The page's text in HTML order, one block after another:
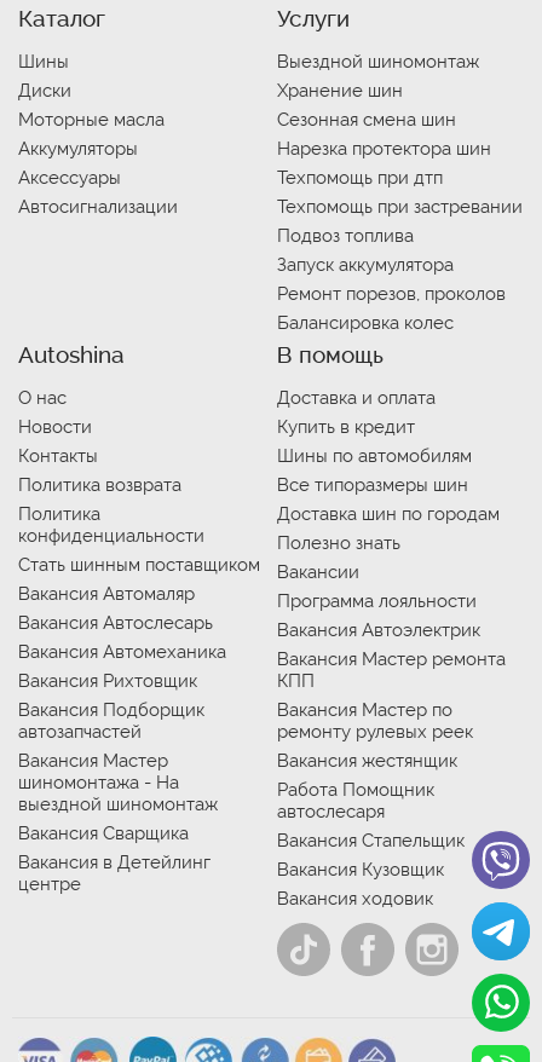
Каталог
Шины
Диски
Моторные масла
Аккумуляторы
Аксессуары
Автосигнализации
Услуги
Выездной шиномонтаж
Хранение шин
Сезонная смена шин
Нарезка протектора шин
Техпомощь при дтп
Техпомощь при застревании
Подвоз топлива
Запуск аккумулятора
Ремонт порезов, проколов
Балансировка колес
Autoshina
О нас
Новости
Контакты
Политика возврата
Политика
конфиденциальности
Стать шинным поставщиком
Вакансия Автомаляр
Вакансия Автослесарь
Вакансия Автомеханика
Вакансия Рихтовщик
Вакансия Подборщик
автозапчастей
Вакансия Мастер
шиномонтажа - На
выездной шиномонтаж
Вакансия Сварщика
Вакансия в Детейлинг
центре
В помощь
Доставка и оплата
Купить в кредит
Шины по автомобилям
Все типоразмеры шин
Доставка шин по городам
Полезно знать
Вакансии
Программа лояльности
Вакансия Автоэлектрик
Вакансия Мастер ремонта
КПП
Вакансия Мастер по
ремонту рулевых реек
Вакансия жестянщик
Работа Помощник
автослесаря
Вакансия Стапельщик
Вакансия Кузовщик
Вакансия ходовик